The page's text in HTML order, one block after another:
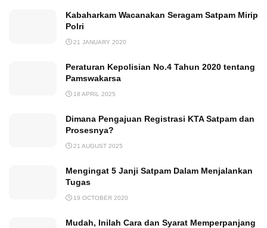
Kabaharkam Wacanakan Seragam Satpam Mirip
Polri
21 JANUARY 2020
Peraturan Kepolisian No.4 Tahun 2020 tentang
Pamswakarsa
18 APRIL 2025
Dimana Pengajuan Registrasi KTA Satpam dan
Prosesnya?
21 AUGUST 2025
Mengingat 5 Janji Satpam Dalam Menjalankan
Tugas
19 OCTOBER 2020
Mudah, Inilah Cara dan Syarat Memperpanjang